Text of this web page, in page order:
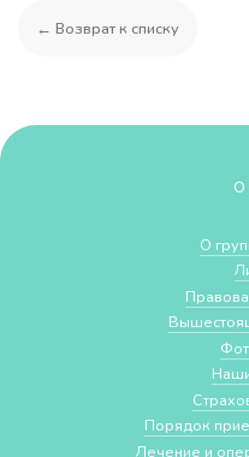
← Возврат к списку
О
О
Порядок
Лечение и